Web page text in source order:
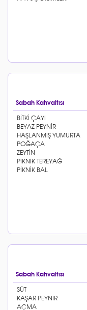
Sabah Kahvaltısı
Sabah Kahvaltısı